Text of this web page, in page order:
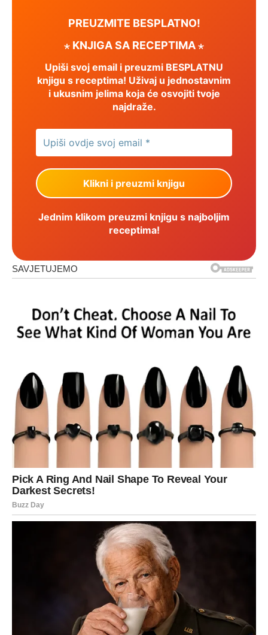
PREUZMITE BESPLATNO!
⋆ KNJIGA SA RECEPTIMA ⋆
Upiši svoj email i preuzmi BESPLATNU
knjigu s receptima! Uživaj u jednostavnim
i ukusnim jelima koja će osvojiti tvoje
najdraže.
Jednim klikom preuzmi knjigu s najboljim
receptima!